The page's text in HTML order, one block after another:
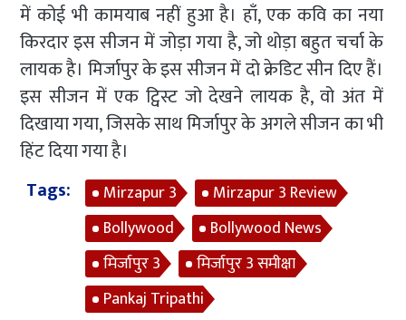
में कोई भी कामयाब नहीं हुआ है। हाँ, एक कवि का नया
किरदार इस सीजन में जोड़ा गया है, जो थोड़ा बहुत चर्चा के
लायक है। मिर्जापुर के इस सीजन में दो क्रेडिट सीन दिए हैं।
इस सीजन में एक ट्विस्ट जो देखने लायक है, वो अंत में
दिखाया गया, जिसके साथ मिर्जापुर के अगले सीजन का भी
हिंट दिया गया है।
Tags:
Mirzapur 3
Mirzapur 3 Review
Bollywood
Bollywood News
मिर्जापुर 3
मिर्जापुर 3 समीक्षा
Pankaj Tripathi